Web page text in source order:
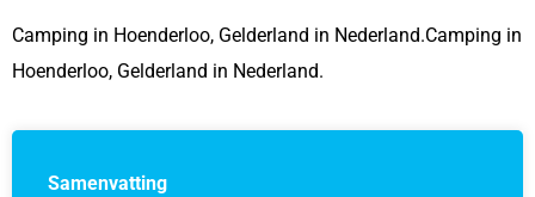
Camping in Hoenderloo, Gelderland in Nederland.Camping in
Hoenderloo, Gelderland in Nederland.
Samenvatting